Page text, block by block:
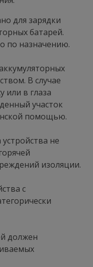
для зарядки
батарей.
по назначению.
В случае
или в глаза
участок
помощью.
не
изоляции.
с
должен